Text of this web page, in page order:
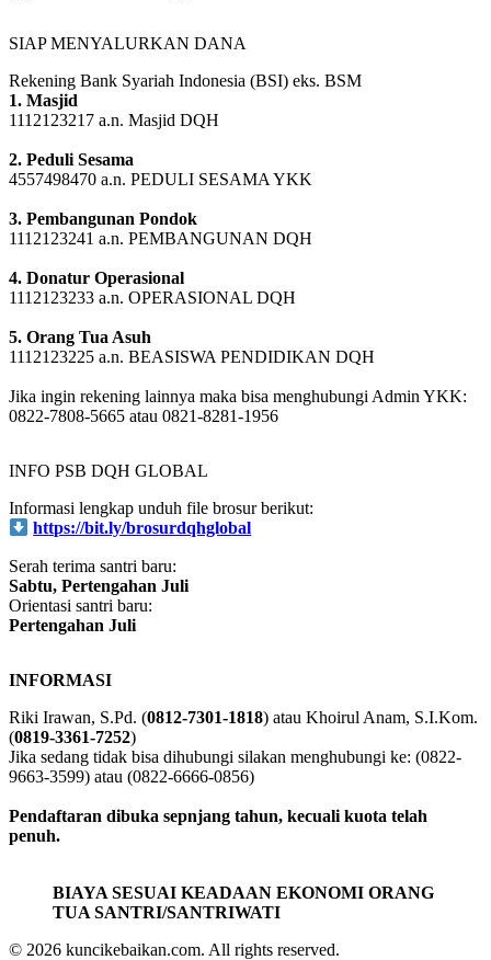
SIAP MENYALURKAN DANA
Rekening Bank Syariah Indonesia (BSI) eks. BSM
1. Masjid
1112123217 a.n. Masjid DQH
2. Peduli Sesama
4557498470 a.n. PEDULI SESAMA YKK
3. Pembangunan Pondok
1112123241 a.n. PEMBANGUNAN DQH
4. Donatur Operasional
1112123233 a.n. OPERASIONAL DQH
5. Orang Tua Asuh
1112123225 a.n. BEASISWA PENDIDIKAN DQH
Jika ingin rekening lainnya maka bisa menghubungi Admin YKK:
0822-7808-5665 atau 0821-8281-1956
INFO PSB DQH GLOBAL
Informasi lengkap unduh file brosur berikut:
https://bit.ly/brosurdqhglobal
Serah terima santri baru:
Sabtu, Pertengahan Juli
Orientasi santri baru:
Pertengahan Juli
INFORMASI
Riki Irawan, S.Pd. (0812-7301-1818) atau Khoirul Anam, S.I.Kom.
(0819-3361-7252)
Jika sedang tidak bisa dihubungi silakan menghubungi ke: (0822-
9663-3599) atau (0822-6666-0856)
Pendaftaran dibuka sepnjang tahun, kecuali kuota telah
penuh.
BIAYA SESUAI KEADAAN EKONOMI ORANG
TUA SANTRI/SANTRIWATI
© 2026 kuncikebaikan.com. All rights reserved.